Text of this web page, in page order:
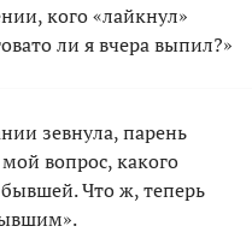
кого «лайкнул»
ли я вчера выпил?»
зевнула, парень
вопрос, какого
бывшей. Что ж, теперь